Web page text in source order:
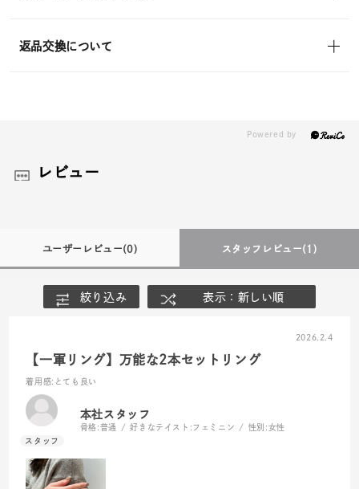
返品交換について
レビュー
ユーザーレビュー(0) スタッフレビュー(1)
絞り込み 表示：新しい順
2026.2.4
【一軍リング】万能な2本セットリング
着用感:とても良い
本社スタッフ
骨格: 普通 好きなテイスト: フェミニン 性別: 女性